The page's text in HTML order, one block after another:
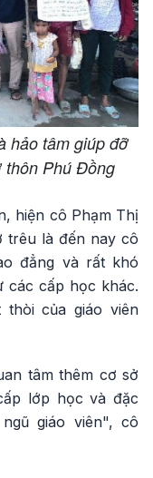
hảo tâm giúp đỡ
thôn Phú Đồng
hiện cô Phạm Thị
trêu là đến nay cô
đẳng và rất khó
các cấp học khác.
của giáo viên
tâm thêm cơ sở
lớp học và đặc
giáo viên", cô